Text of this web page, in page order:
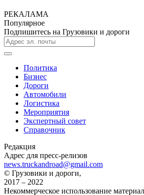
РЕКАЛАМА
Популярное
Подпишитесь на Грузовики и дороги
Политика
Бизнес
Дороги
Автомобили
Логистика
Мероприятия
Экспертный совет
Справочник
Редакция
Адрес для пресс-релизов
news.truckandroad@gmail.com
© Грузовики и дороги,
2017 – 2022
Некоммерческое использование